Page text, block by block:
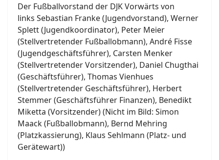
Der Fußballvorstand der DJK Vorwärts von
links Sebastian Franke (Jugendvorstand), Werner
Splett (Jugendkoordinator), Peter Meier
(Stellvertretender Fußballobmann), André Fisse
(Jugendgeschäftsführer), Carsten Menker
(Stellvertretender Vorsitzender), Daniel Chugthai
(Geschäftsführer), Thomas Vienhues
(Stellvertretender Geschäftsführer), Herbert
Stemmer (Geschäftsführer Finanzen), Benedikt
Miketta (Vorsitzender) (Nicht im Bild: Simon
Maack (Fußballobmann), Bernd Mehring
(Platzkassierung), Klaus Sehlmann (Platz- und
Gerätewart))